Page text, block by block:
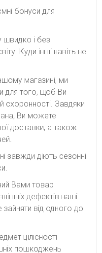
бонуси для
і без
Куди інші навіть не
магазині, ми
для того, щоб Ви
й схоронності. Завдяки
Ви можете
доставки, а також
завжди діють сезонні
Вами товар
дефектів наші
від одного до
цілісності
пошкоджень